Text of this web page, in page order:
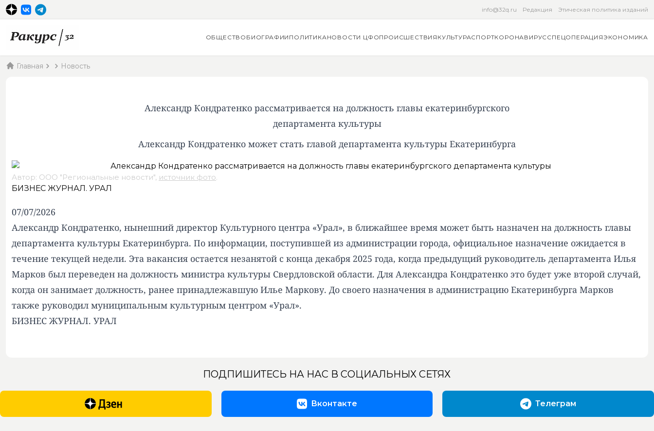
info@32q.ru Редакция Этическая политика изданий
ОБЩЕСТВО БИОГРАФИИ ПОЛИТИКАНОВОСТИ ЦФОПРОИСШЕСТВИЯ КУЛЬТУРАСПОРТКОРОНАВИРУССПЕЦОПЕРАЦИЯЭКОНОМИКА
Главная Новость
Александр Кондратенко рассматривается на должность главы екатеринбургского
департамента культуры
Александр Кондратенко может стать главой департамента культуры Екатеринбурга
Автор: ООО "Региональные новости", источник фото.
БИЗНЕС ЖУРНАЛ. УРАЛ
07/07/2026
Александр Кондратенко, нынешний директор Культурного центра «Урал», в ближайшее время может быть назначен на должность главы
департамента культуры Екатеринбурга. По информации, поступившей из администрации города, официальное назначение ожидается в
течение текущей недели. Эта вакансия остается незанятой с конца декабря 2025 года, когда предыдущий руководитель департамента Илья
Марков был переведен на должность министра культуры Свердловской области. Для Александра Кондратенко это будет уже второй случай,
когда он занимает должность, ранее принадлежавшую Илье Маркову. До своего назначения в администрацию Екатеринбурга Марков
также руководил муниципальным культурным центром «Урал».
БИЗНЕС ЖУРНАЛ. УРАЛ
ПОДПИШИТЕСЬ НА НАС В СОЦИАЛЬНЫХ СЕТЯХ
Вконтакте Телеграм